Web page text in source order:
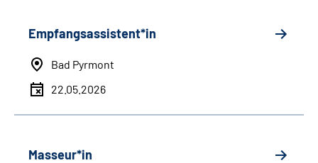
Empfangsassistent*in
Bad Pyrmont
22.05.2026
Masseur*in